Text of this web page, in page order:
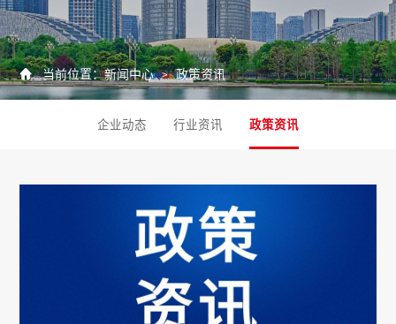
 当前位置：新闻中心 > 政策资讯
企业动态 行业资讯 政策资讯